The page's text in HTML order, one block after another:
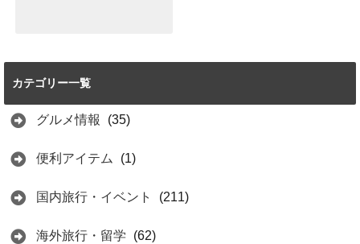
はイルカショーと
ド
2021.06.15
カテゴリー一覧
グルメ情報 (35)
便利アイテム (1)
国内旅行・イベント (211)
海外旅行・留学 (62)